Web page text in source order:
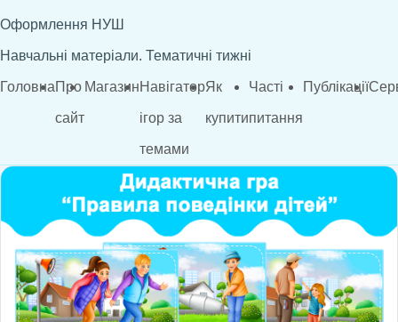
Оформлення НУШ
Навчальні матеріали. Тематичні тижні
ГоловнаПро
сайт
МагазинНавігатор
ігор за
темами
Як
купити
Часті
питання
Публікації